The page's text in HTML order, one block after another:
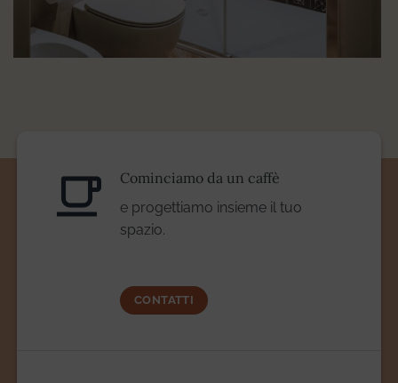
Cominciamo da un caffè
e progettiamo insieme il tuo
spazio.
CONTATTI